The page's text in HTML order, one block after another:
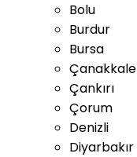
Bolu
Burdur
Bursa
Çanakkale
Çankırı
Çorum
Denizli
Diyarbakır